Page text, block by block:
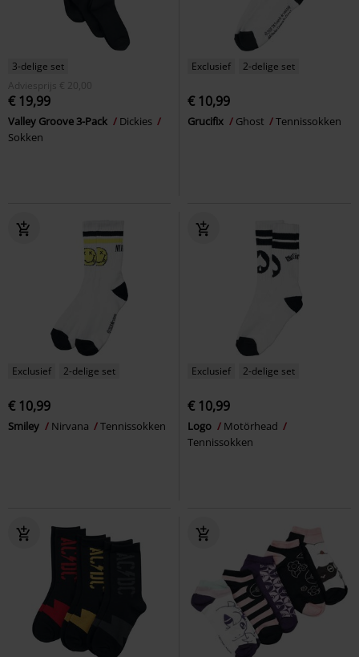
3-delige set
Adviesprijs
€ 20,00
€ 19,99
Valley Groove 3-Pack
Dickies
Sokken
Exclusief 2-delige set
€ 10,99
Grucifix Ghost Tennissokken
Exclusief 2-delige set
€ 10,99
Smiley Nirvana Tennissokken
Exclusief 2-delige set
€ 10,99
Logo
Motörhead
Tennissokken